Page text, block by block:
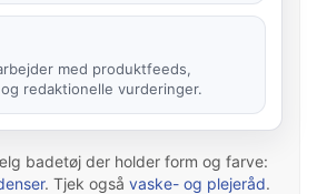
med produktfeeds,
redaktionelle vurderinger.
badetøj der holder form og farve:
. Tjek også vaske- og plejeråd.